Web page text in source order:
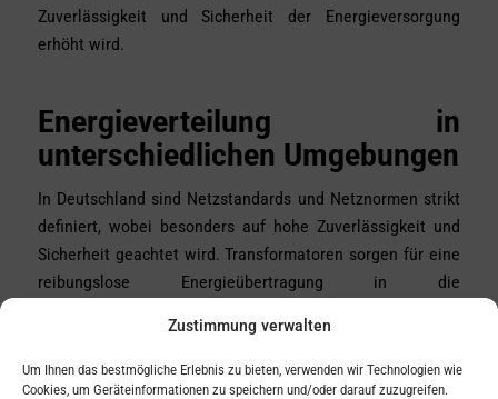
Zustimmung verwalten
Um Ihnen das bestmögliche Erlebnis zu bieten, verwenden wir Technologien wie
Cookies, um Geräteinformationen zu speichern und/oder darauf zuzugreifen.
Zuverlässigkeit und Sicherheit der Energieversorgung
erhöht wird.
Energieverteilung in
unterschiedlichen Umgebungen
In Deutschland sind Netzstandards und Netznormen strikt
definiert, wobei besonders auf hohe Zuverlässigkeit und
Sicherheit geachtet wird. Transformatoren sorgen für eine
reibungslose Energieübertragung in die
Industrie, wobei Verluste und Ausfallrisiken minimiert
werden.